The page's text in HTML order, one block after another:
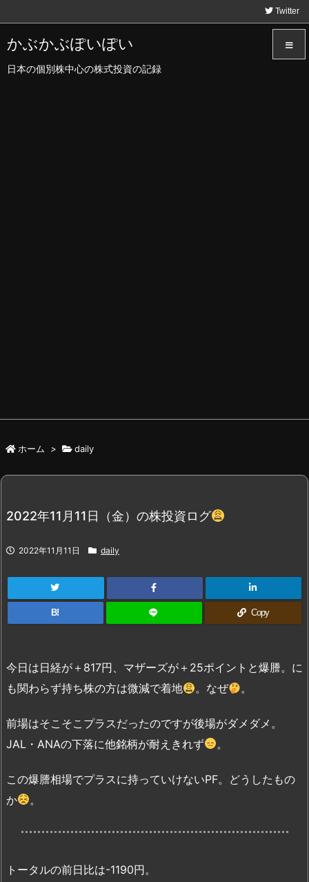
かぶかぶぽいぽい
日本の個別株中心の株式投資の記録
Twitter
ホーム > daily
2022年11月11日（金）の株投資ログ
2022年11月11日 daily
B! Copy
今日は日経が＋817円、マザーズが＋25ポイントと爆謄。に
も関わらず持ち株の方は微減で着地
。なぜ 。
前場はそこそこプラスだったのですが後場がダメダメ。
JAL・ANAの下落に他銘柄が耐えきれず
。
この爆謄相場でプラスに持っていけないPF。どうしたもの
か
。
トータルの前日比は-1190円。